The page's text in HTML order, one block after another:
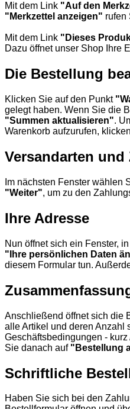
Mit dem Link "Auf den
"Merkzettel anzeigen" rufen
Mit dem Link "Dieses
Dazu öffnet unser Shop Ihre
Die Bestellung
Klicken Sie auf den Punkt
gelegt haben. Wenn Sie die
"Summen aktualisieren".
Warenkorb aufzurufen,
Versandarten
Im nächsten Fenster wählen
"Weiter", um zu den
Ihre Adresse
Nun öffnet sich ein Fenster,
"Ihre persönlichen Daten
diesem Formular tun.
Anschließend öffnet sich die
alle Artikel und deren Anzahl
Geschäftsbedingungen -
Sie danach auf "Bestellung
Schriftliche
Haben Sie sich bei den